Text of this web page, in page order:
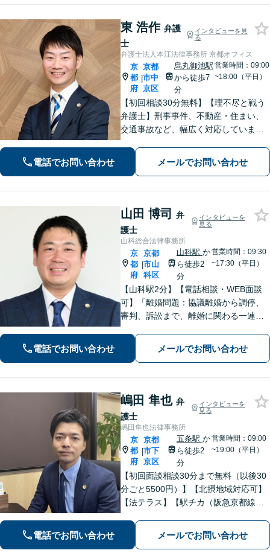
東 浩作 弁護
士
インタビューを見
る
弁護士法人本江法律事務所 京都オフィス
京
都
府
|
京都
市中
京区
烏丸御池駅
から徒歩7
分
営業時間：09:00
~18:00（平日）
【初回相談30分無料】【理不尽と戦う
弁護士】刑事事件、不動産・住まい、
交通事故など、幅広く対応していま
い、最善の結果を目指します。お困り
の場合は、お気軽に弁護士にご相談く
電話でお問い合わせ メールでお問い合わせ
山田 博司
弁
護士
インタビューを
見る
山科総合法律事務所
京
都
府
|
京都
市山
科区
山科駅 か
ら徒歩2
分
営業時間：09:30
~17:30（平日）
【山科駅2分】【電話相談・WEB面談
可】「離婚問題：協議離婚から調停、
審判、訴訟まで、離婚に関わる一連の
年積み重なった家族関係に配慮しなが
ら、依頼者さまのご希望を最大限実現
電話でお問い合わせ メールでお問い合わせ
嶋田 隼也 弁
護士
インタビューを
見る
嶋田隼也法律事務所
京
都
府
|
京都
市下
京区
五条駅 か
ら徒歩2
分
営業時間：09:00
~19:00（平日）
【初回面談相談30分まで無料（以後30
分ごと5500円）】【北摂地域対応可】
【法テラス】【駅チカ（阪急京都線烏
徒歩４分、地下鉄五条駅１番出口徒歩
２分】丁寧にわかりやすく説明。オン
電話でお問い合わせ メールでお問い合わせ